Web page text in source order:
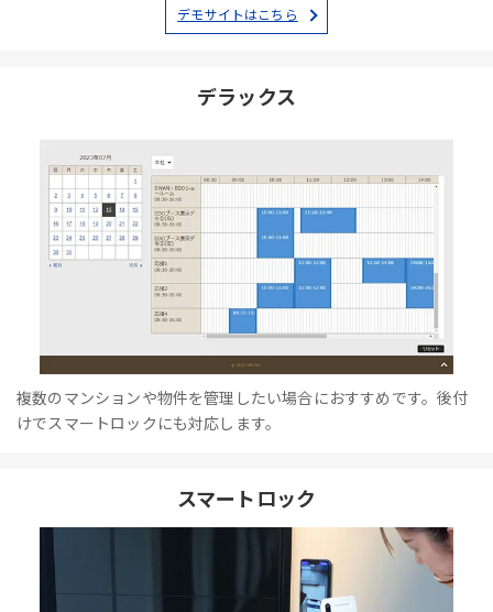
デモサイトはこちら
デラックス
複数のマンションや物件を管理したい場合におすすめです。後付
けでスマートロックにも対応します。
スマートロック